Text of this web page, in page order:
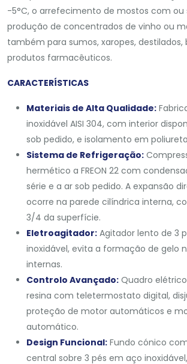
-5°C, o arrefecimento de mostos com ou
produção de concentrados de vinho ou
também para sumos, xaropes, destilados,
produtos farmacêuticos.
CARACTERÍSTICAS
Materiais de Alta Qualidade:
inoxidável AISI 304, com interior
sob pedido, e isolamento em
Sistema de Refrigeração:
hermético a FREON 22 com
série e a ar sob pedido. A expansão
ocorre na parede cilíndrica interna,
3/4 da superfície.
Eletroagitador: Agitador lento de 3
inoxidável, evita a formação de gelo
internas.
Controlo Avançado: Quadro
resina com teletermostato digital,
proteção de motor automáticos e
automático.
Design Funcional: Fundo cónico
central sobre 3 pés em aço